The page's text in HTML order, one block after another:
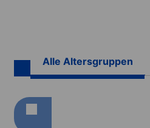
Alle Altersgruppen